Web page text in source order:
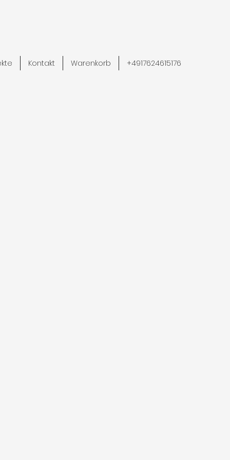
Kontakt Warenkorb +4917624615176